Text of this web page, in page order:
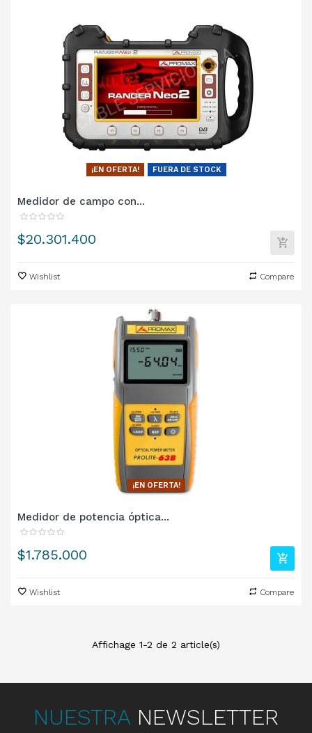
¡EN OFERTA! FUERA DE STOCK
Medidor de campo con...
Precio
$20.301.400
Wishlist Compare
¡EN OFERTA!
Medidor de potencia óptica...
Precio
$1.785.000
Wishlist Compare
Affichage 1-2 de 2 article(s)
NUESTRA NEWSLETTER